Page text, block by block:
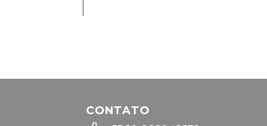
CONTATO